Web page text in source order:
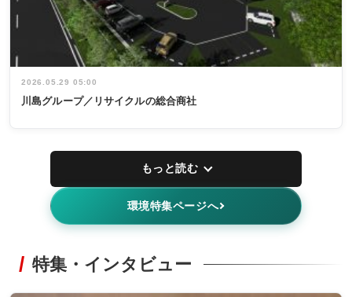
2026.05.29 05:00
川島グループ／リサイクルの総合商社
もっと読む
環境特集ページへ
特集・インタビュー